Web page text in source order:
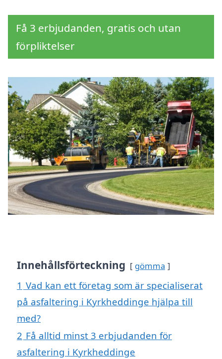
Få 3 erbjudanden, gratis och utan
förpliktelser
Innehållsförteckning gömma
1 Vad kan ett företag som är specialiserat
på asfaltering i Kyrkheddinge hjälpa till
med?
2 Få alltid minst 3 erbjudanden för
asfaltering i Kyrkheddinge